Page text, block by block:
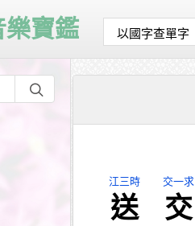
樂寶鑑
江三時
送
交一求
交